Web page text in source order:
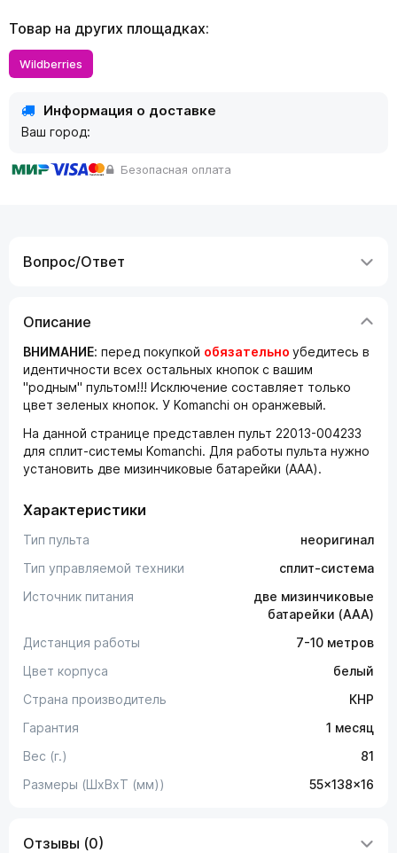
Товар на других площадках:
Wildberries
Информация о доставке
Ваш город:
Безопасная оплата
Вопрос/Ответ
Описание
ВНИМАНИЕ: перед покупкой обязательно убедитесь в
идентичности всех остальных кнопок с вашим
"родным" пультом!!! Исключение составляет только
цвет зеленых кнопок. У Komanchi он оранжевый.
На данной странице представлен пульт 22013-004233
для сплит-системы Komanchi. Для работы пульта нужно
установить две мизинчиковые батарейки (AAA).
Характеристики
Тип пульта
неоригинал
Тип управляемой техники
сплит-система
Источник питания
две мизинчиковые
батарейки (AAA)
Дистанция работы
7-10 метров
Цвет корпуса
белый
Страна производитель
КНР
Гарантия
1 месяц
Вес (г.)
81
Размеры (ШxВxТ (мм))
55x138x16
Отзывы (0)